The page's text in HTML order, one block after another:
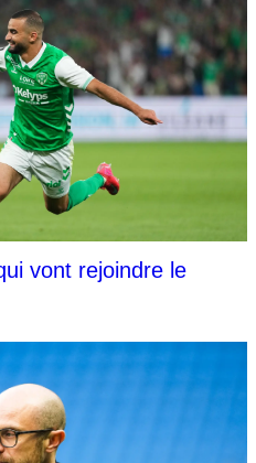
vont rejoindre le